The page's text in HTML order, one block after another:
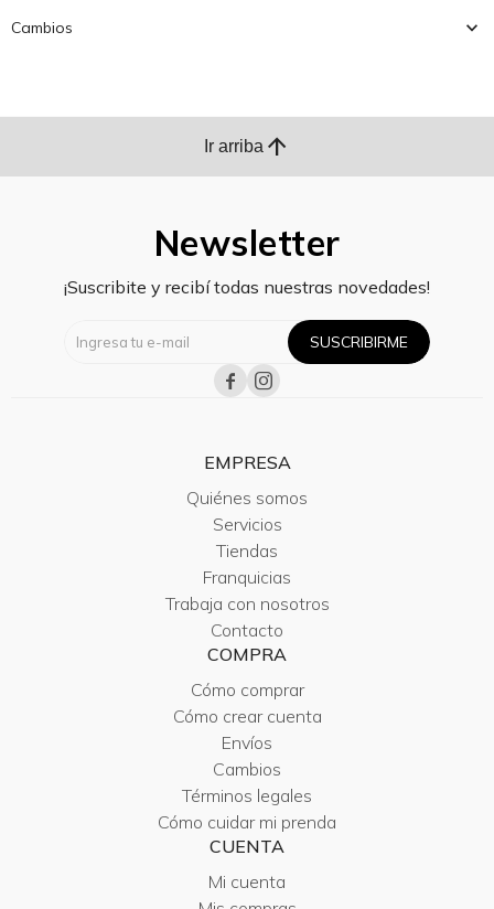
Cambios
Ir arriba arrow_upward
Newsletter
¡Suscribite y recibí todas nuestras novedades!
SUSCRIBIRME
 
EMPRESA
Quiénes somos
Servicios
Tiendas
Franquicias
Trabaja con nosotros
Contacto
COMPRA
Cómo comprar
Cómo crear cuenta
Envíos
Cambios
Términos legales
Cómo cuidar mi prenda
CUENTA
Mi cuenta